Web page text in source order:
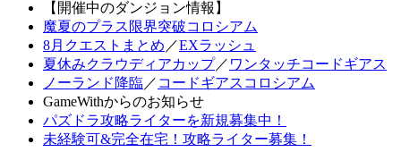
【開催中のダンジョン情報】
魔夏のプラス限界突破コロシアム
8月クエストまとめ ／EXラッシュ
夏休みクラウディアカップ／ ワンタッチコードギアス
ノーランド降臨／ コードギアスコロシアム
GameWithからのお知らせ
パズドラ攻略ライターを新規募集中！
未経験可&完全在宅！攻略ライター募集！